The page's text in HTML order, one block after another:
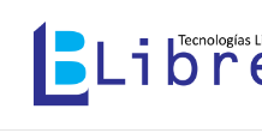
contenido